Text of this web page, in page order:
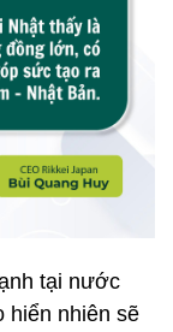
tại nước
hiển nhiên sẽ